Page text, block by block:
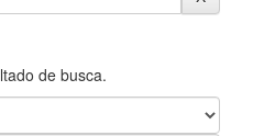
de busca.